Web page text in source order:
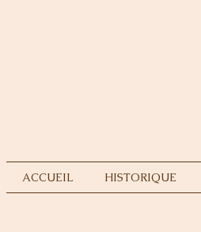
ACCUEIL HISTORIQUE